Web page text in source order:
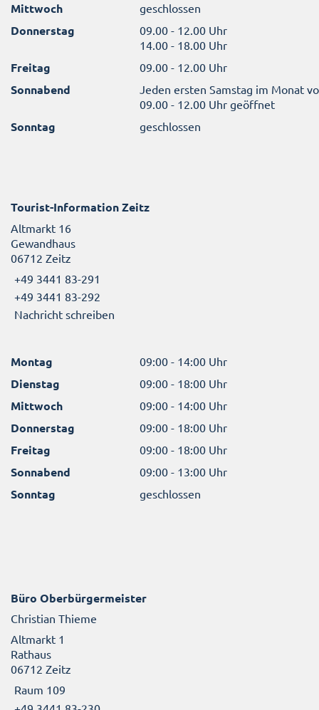
Mittwoch geschlossen
Donnerstag
09.00 - 12.00 Uhr
14.00 - 18.00 Uhr
Freitag 09.00 - 12.00 Uhr
Sonnabend
Jeden ersten Samstag im Monat
09.00 - 12.00 Uhr geöffnet
Sonntag geschlossen
Tourist-Information Zeitz
Altmarkt 16
Gewandhaus
06712 Zeitz
+49 3441 83-291
+49 3441 83-292
Nachricht schreiben
Montag 09:00 - 14:00 Uhr
Dienstag 09:00 - 18:00 Uhr
Mittwoch 09:00 - 14:00 Uhr
Donnerstag 09:00 - 18:00 Uhr
Freitag 09:00 - 18:00 Uhr
Sonnabend 09:00 - 13:00 Uhr
Sonntag geschlossen
Büro Oberbürgermeister
Christian Thieme
Altmarkt 1
Rathaus
06712 Zeitz
Raum 109